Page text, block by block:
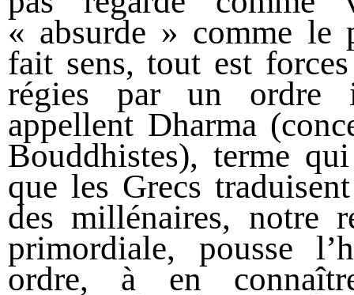
« absurde » comme le
fait sens, tout est
régies par un ordre
appellent Dharma
Bouddhistes), terme
que les Grecs
des millénaires, notre
primordiale, pousse
ordre, à en